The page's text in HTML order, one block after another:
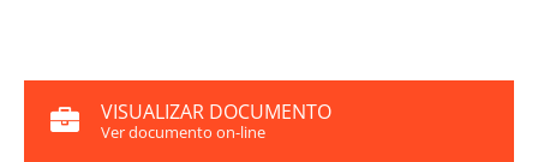
VISUALIZAR DOCUMENTO
Ver documento on-line